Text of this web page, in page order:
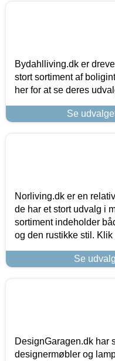
Bydahlliving.dk er
stort sortiment af
her for at se deres
Se
Norliving.dk er en
de har et stort udvalg i
sortiment indeholder
og den rustikke stil.
Se
DesignGaragen.dk har
designermøbler og